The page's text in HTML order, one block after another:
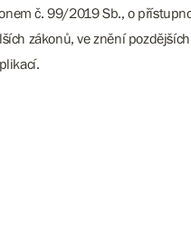
č. 99/2019 Sb., o
zákonů, ve znění